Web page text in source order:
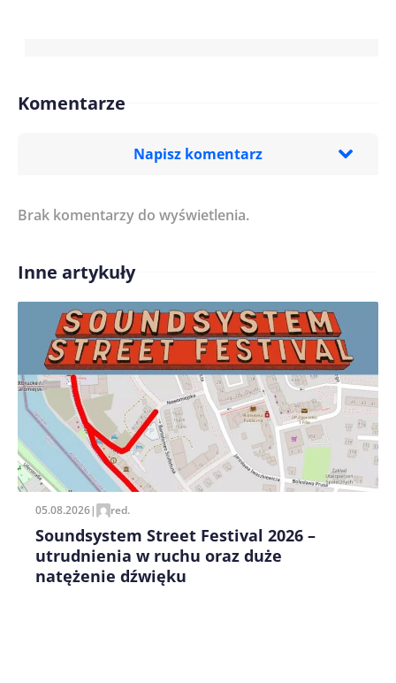
Komentarze
Napisz komentarz
Treść komentarza*
Imię/ Nick*
Zapamiętaj moje dane w tej przeglądarce podczas
pisania kolejnych komentarzy.
Brak komentarzy do wyświetlenia.
Inne artykuły
05.08.2026| red.
Soundsystem Street Festival 2026 –
utrudnienia w ruchu oraz duże
natężenie dźwięku